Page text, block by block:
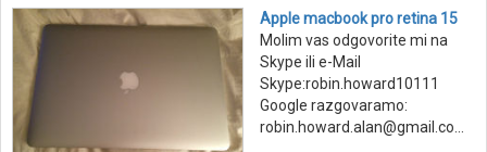
Apple macbook pro retina 15
Molim vas odgovorite mi na
Skype ili e-Mail
Skype:robin.howard10111
Google razgovaramo:
robin.howard.alan@gmail.co...